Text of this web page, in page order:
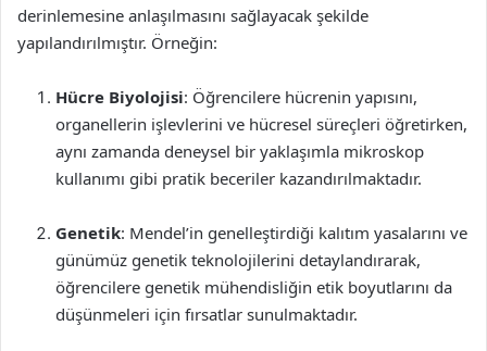
derinlemesine anlaşılmasını sağlayacak şekilde
yapılandırılmıştır. Örneğin:
Hücre Biyolojisi: Öğrencilere hücrenin yapısını,
organellerin işlevlerini ve hücresel süreçleri öğretirken,
aynı zamanda deneysel bir yaklaşımla mikroskop
kullanımı gibi pratik beceriler kazandırılmaktadır.
Genetik: Mendel’in genelleştirdiği kalıtım yasalarını ve
günümüz genetik teknolojilerini detaylandırarak,
öğrencilere genetik mühendisliğin etik boyutlarını da
düşünmeleri için fırsatlar sunulmaktadır.